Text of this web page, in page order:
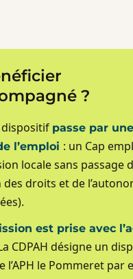
?
dispositif passe par
l’emploi : un Cap
locale sans passage
des droits et de
est prise avec
CDPAH désigne un
l’APH le Pommeret par